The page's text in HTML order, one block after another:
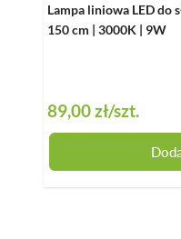
Lampa liniowa LED do
150 cm | 3000K | 9W
89,00 zł/szt.